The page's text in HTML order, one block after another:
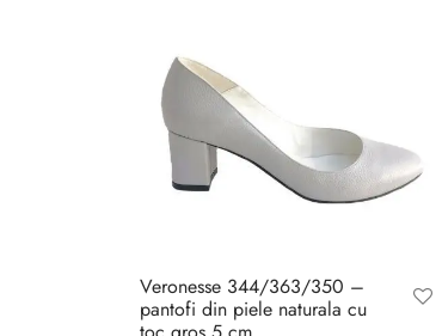
Veronesse 344/363/350 –
pantofi din piele naturala cu